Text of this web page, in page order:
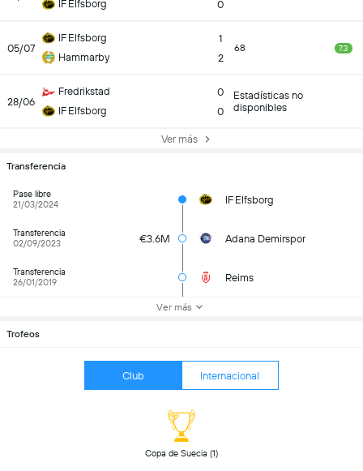
IF Elfsborg
0
05/07
IF Elfsborg
Hammarby
1
2
68 7.3
28/06
Fredrikstad
IF Elfsborg
0
0
Estadísticas no
disponibles
Ver más
Transferencia
Pase libre
21/03/2024
IF Elfsborg
Transferencia
02/09/2023
€3.6M Adana Demirspor
Transferencia
26/01/2019
Reims
Ver más
Trofeos
Club Internacional